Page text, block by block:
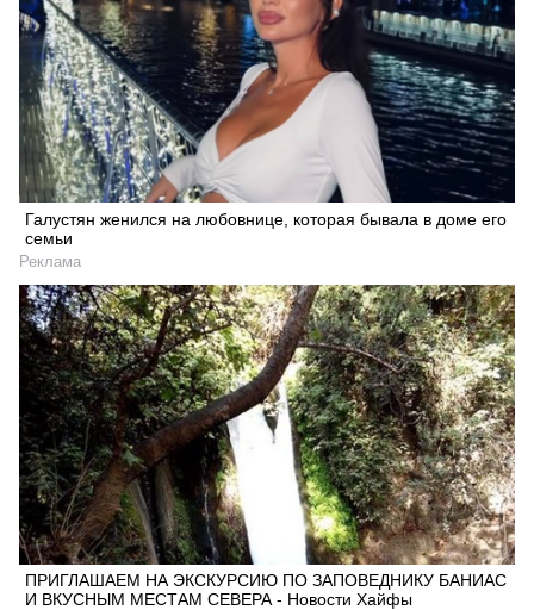
Галустян женился на любовнице, которая бывала в доме его
семьи
Реклама
ПРИГЛАШАЕМ НА ЭКСКУРСИЮ ПО ЗАПОВЕДНИКУ БАНИАС
И ВКУСНЫМ МЕСТАМ СЕВЕРА - Новости Хайфы